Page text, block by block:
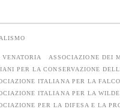
VENATORIA
ASSOCIAZIONE DEI
PER LA CONSERVAZIONE
ITALIANA PER LA
ITALIANA PER LA
PER LA DIFESA E LA